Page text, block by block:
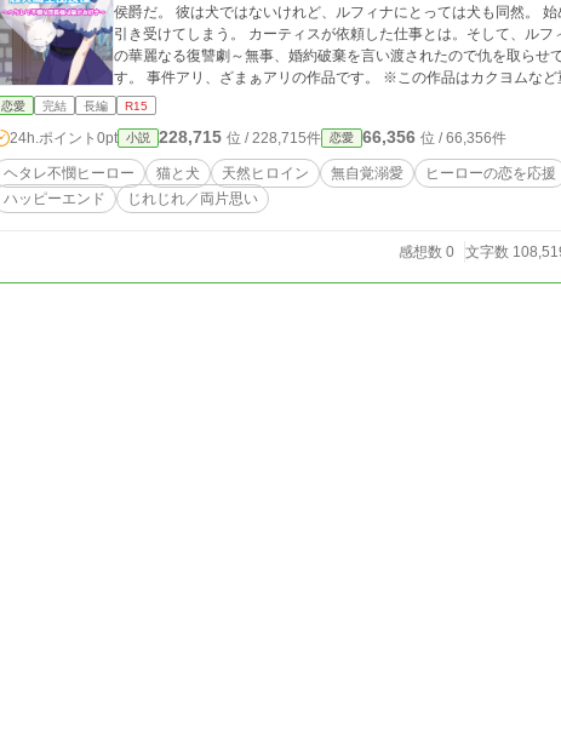
侯爵だ。 彼は犬ではないけれど、ルフィナにとっては犬も同然。
引き受けてしまう。 カーティスが依頼した仕事とは。そして、ル
の華麗なる復讐劇～無事、婚約破棄を言い渡されたので仇を取らせ
す。 事件アリ、ざまぁアリの作品です。 ※この作品はカクヨムなど
恋愛 完結 長編 R15
24h.ポイント 0pt 小説 228,715 位 / 228,715件 恋愛 66,356 位 / 66,356件
ヘタレ不憫ヒーロー 猫と犬 天然ヒロイン 無自覚溺愛 ヒーローの恋を応援
ハッピーエンド
じれじれ／両片思い
感想数 0 文字数